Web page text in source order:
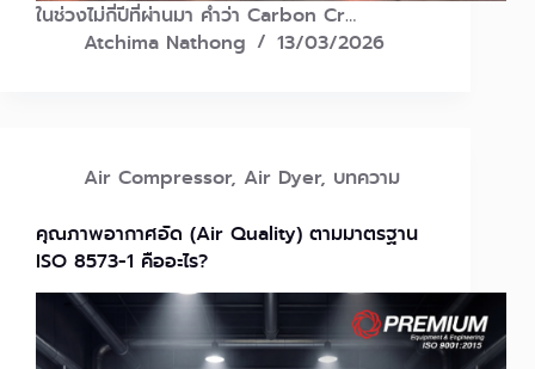
ในช่วงไม่กี่ปีที่ผ่านมา คำว่า Carbon Cr…
Atchima Nathong
13/03/2026
Air Compressor, Air Dyer, บทความ
คุณภาพอากาศอัด (Air Quality) ตามมาตรฐาน
ISO 8573-1 คืออะไร?